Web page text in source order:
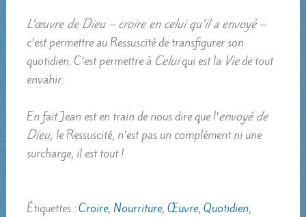
L’œuvre de Dieu – croire en celui qu’il a envoyé –
c’est permettre au Ressuscité de transfigurer son
quotidien. C’est permettre à Celuiqui est la Viede tout
envahir.
En fait Jean est en train de nous dire que l’envoyé de
Dieu, le Ressuscité, n’est pas un complément ni une
surcharge, il est tout !
Étiquettes :Croire, Nourriture, Œuvre, Quotidien,